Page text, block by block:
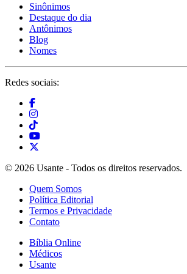
Sinônimos
Destaque do dia
Antônimos
Blog
Nomes
Redes sociais:
© 2026 Usante - Todos os direitos reservados.
Quem Somos
Política Editorial
Termos e Privacidade
Contato
Bíblia Online
Médicos
Usante